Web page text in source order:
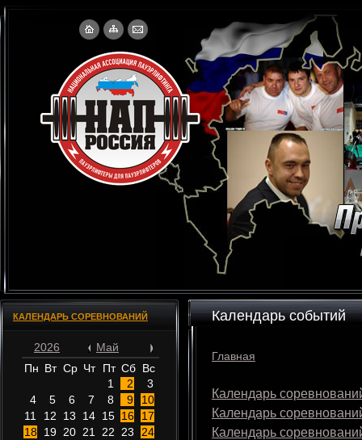
КАЛЕНДАРЬ СОРЕВНОВАНИЙ
2026
Май
Пн Вт Ср Чт Пт Сб Вс
1
2
3
4
5 6 7 8 9
10
11
12 13 14 15 16
17
18 19 20 21 22 23
24
Календарь событий
Главная
Календарь
Календарь
Календарь